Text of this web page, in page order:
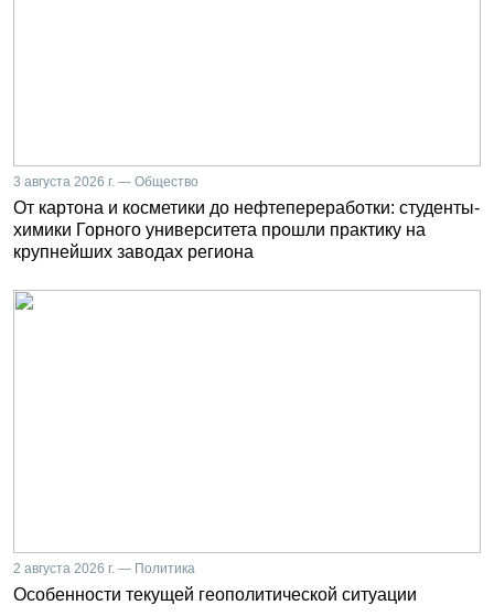
3 августа 2026 г. — Общество
От картона и косметики до нефтепереработки: студенты-
химики Горного университета прошли практику на
крупнейших заводах региона
2 августа 2026 г. — Политика
Особенности текущей геополитической ситуации